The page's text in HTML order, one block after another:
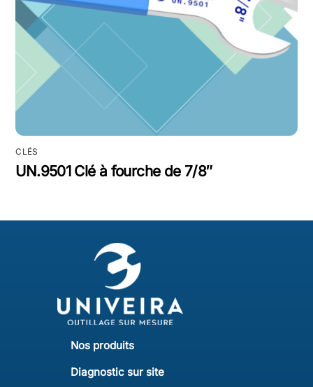
CLÉS
UN.9501 Clé à fourche de 7/8″
Nos produits
Diagnostic sur site